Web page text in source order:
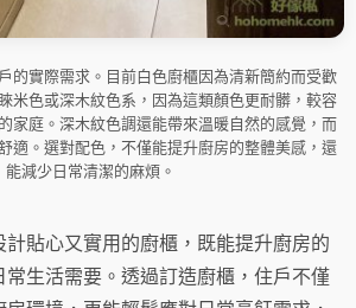
的實際需求。目前白色廚櫃因為清新簡約而受歡
米色或深木紋色系，因為這類顏色更耐髒，較容
家庭。深木紋色調還能帶來溫暖自然的感覺，而
適。選對配色，不僅能提升廚房的整體美感，還
能減少日常清潔的麻煩。
計貼心又實用的廚櫃，既能提升廚房的
常生活需要。透過訂造廚櫃，住戶不僅